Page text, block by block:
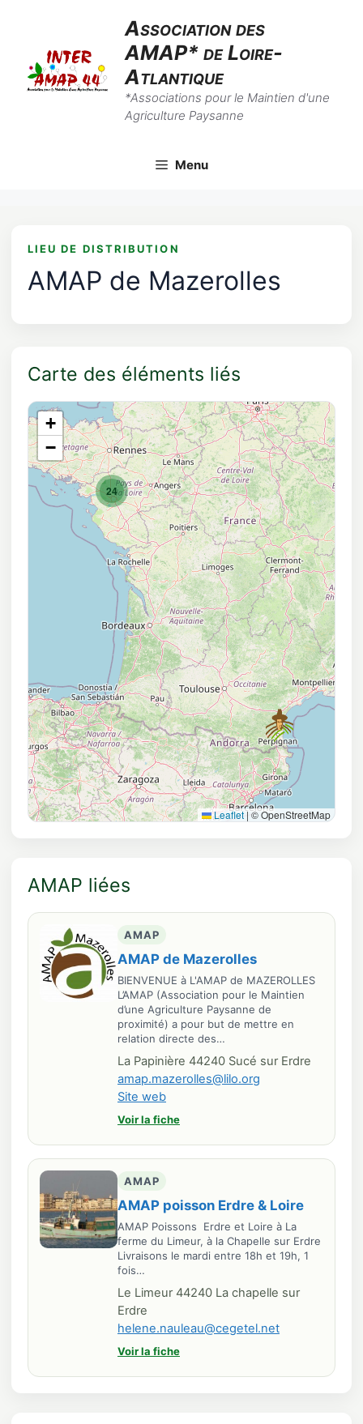
content
Association des
AMAP* de Loire-
Atlantique
*Associations pour le Maintien d'une
Agriculture Paysanne
Menu
LIEU DE DISTRIBUTION
AMAP de Mazerolles
Carte des éléments liés
24
+
−
Leaflet|© OpenStreetMap
AMAP liées
AMAP
AMAP de Mazerolles
BIENVENUE à L'AMAP de MAZEROLLES
L’AMAP (Association pour le Maintien
d’une Agriculture Paysanne de
proximité) a pour but de mettre en
relation directe des…
La Papinière 44240 Sucé sur Erdre
amap.mazerolles@lilo.org
Site web
Voir la fiche
AMAP
AMAP poisson Erdre & Loire
AMAP Poissons Erdre et Loire à La
ferme du Limeur, à la Chapelle sur Erdre
Livraisons le mardi entre 18h et 19h, 1
fois…
Le Limeur 44240 La chapelle sur
Erdre
helene.nauleau@cegetel.net
Voir la fiche